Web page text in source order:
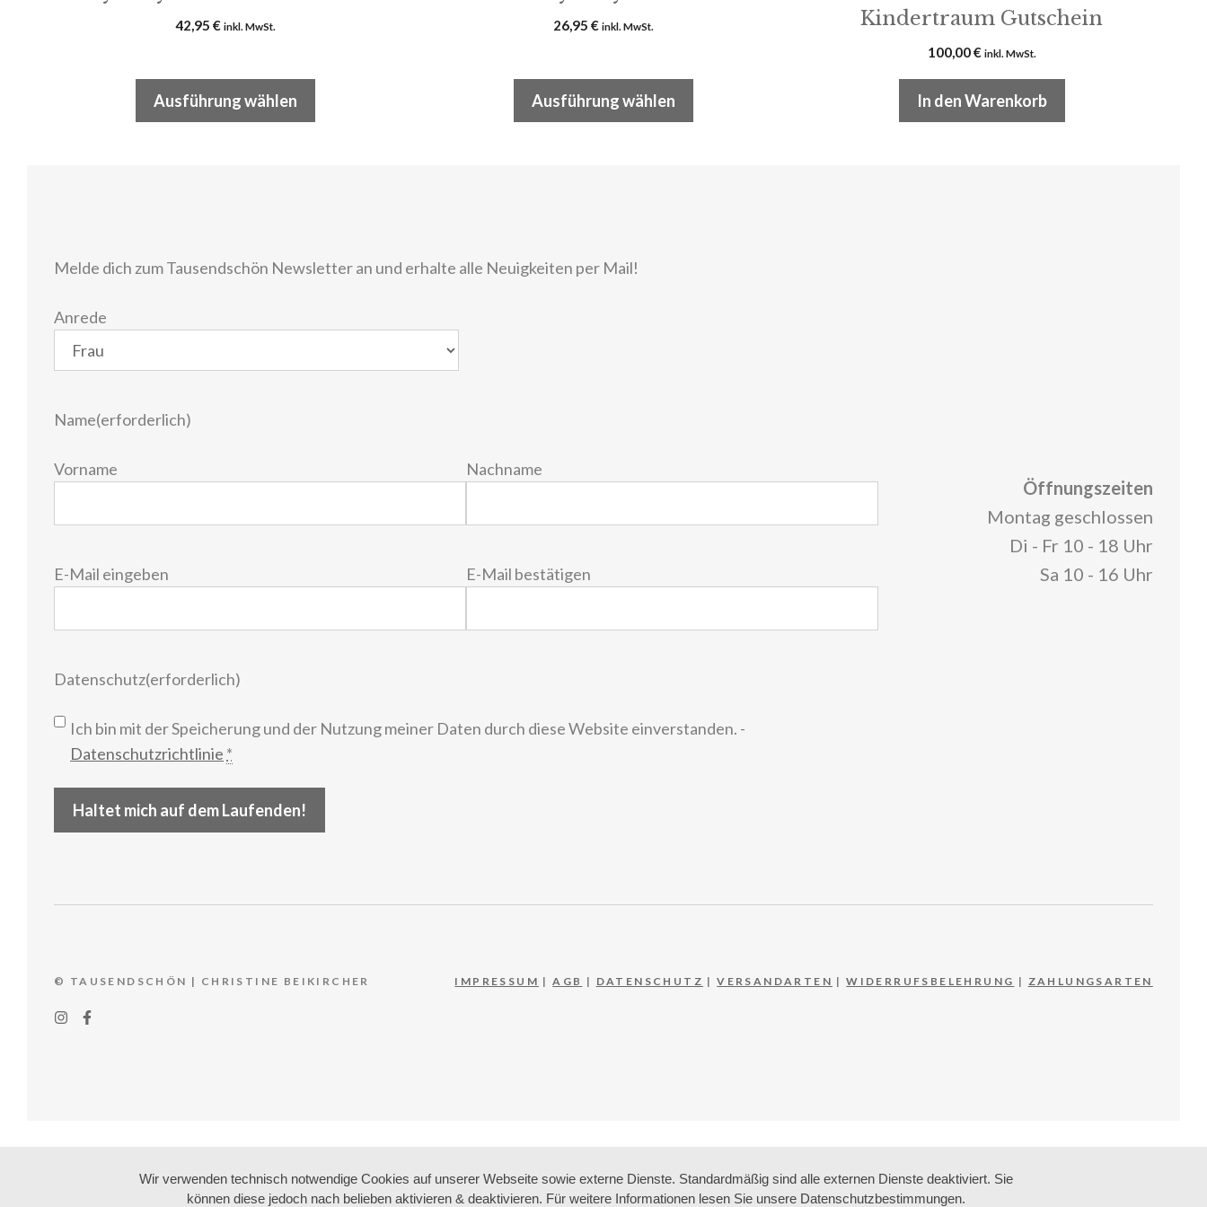
42,95 € inkl. MwSt.
Ausführung wählen
26,95 € inkl. MwSt.
Ausführung wählen
Kindertraum Gutschein
100,00€ inkl. MwSt.
In den Warenkorb
Melde dich zum Tausendschön Newsletter an und erhalte alle Neuigkeiten per Mail!
Anrede
Name(erforderlich)
Vorname Nachname
E-
E-Mail eingeben E-Mail bestätigen
Datenschutz(erforderlich)
Ich bin mit der Speicherung und der Nutzung meiner Daten durch diese Website einverstanden. -
Datenschutzrichtlinie *
Haltet mich auf dem Laufenden!
Öffnungszeiten
Montag geschlossen
Di - Fr 10 - 18 Uhr
Sa 10 - 16 Uhr
© TAUSENDSCHÖN | CHRISTINE BEIKIRCHER IMPRESSUM |AGB | DATENSCHUTZ |VERSANDARTEN |WIDERRUFSBELEHRUNG | ZAHLUNGSARTEN
Wir verwenden technisch notwendige Cookies auf unserer Webseite sowie externe Dienste. Standardmäßig sind alle externen Dienste deaktiviert. Sie
können diese jedoch nach belieben aktivieren & deaktivieren. Für weitere Informationen lesen Sie unsere Datenschutzbestimmungen.